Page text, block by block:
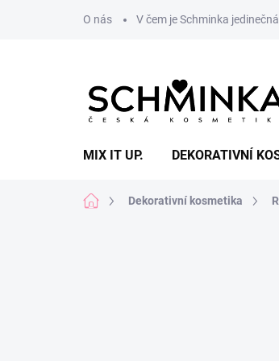
O nás V čem je Schminka
MIX IT UP. DEKORATIVNÍ
Domů Dekorativní kosmetika